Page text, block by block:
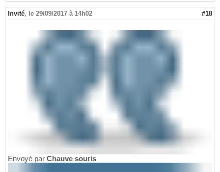
Invité, le 29/09/2017 à 14h02 #18
Envoyé par Chauve souris